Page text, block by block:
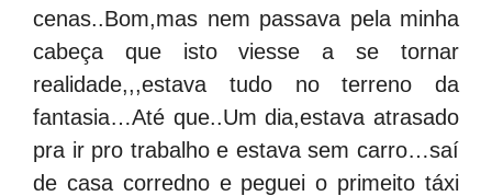
cenas..Bom,mas nem passava pela minha
cabeça que isto viesse a se tornar
realidade,,,estava tudo no terreno da
fantasia…Até que..Um dia,estava atrasado
pra ir pro trabalho e estava sem carro…saí
de casa corredno e peguei o primeito táxi